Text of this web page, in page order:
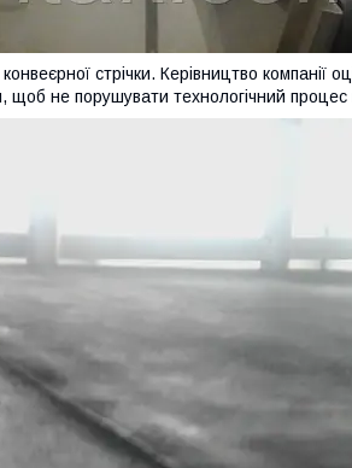
стрічки. Керівництво
щоб не порушувати технологічний процес